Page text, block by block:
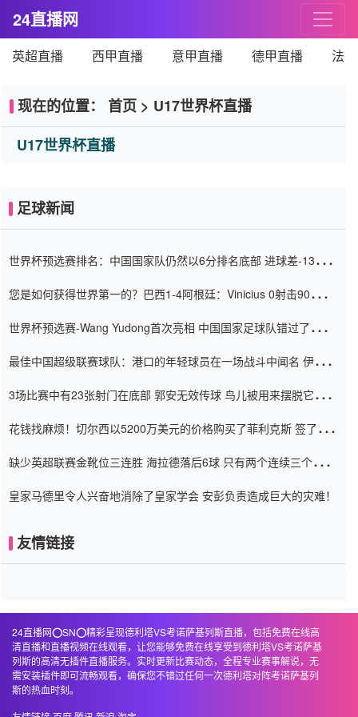
24直播网
英超直播 西甲直播 意甲直播 德甲直播 法
现在的位置： 首页 > U17世界杯直播
U17世界杯直播
足球新闻
世界杯预选赛排名：中国国家队仍然以6分排名底部 进球差-13令人
您是如何获得世界第一的？巴西1-4阿根廷：Vinicius 0射击90分钟
世界杯预选赛-Wang Yudong首次亮相 中国国家足球队错过了世界
最佳中国超级联赛球队：港口的年轻球员在一场战斗中闻名 伊万放
3场比赛中有23张射门在底部 郭安无效传球 鸟儿被用来摆脱它
花钱找麻烦！切尔西以5200万美元的价格购买了菲利克斯 签了7年
缺少英超联赛金靴位三连胜 海拉德落后6球 只有两个连续三个连续
皇家马德里令人兴奋地消除了皇家学会 安彭负责造成巨大的灾难！
友情链接
24直播网⭕️SN⭕️精彩呈现德利塔VS考诺萨基列斯直播，包括免费在线高
清直播和直播视频在线观看，让您能够免费在线享受到德利塔VS考诺萨基
列斯的高清无插件直播服务。实时更新比赛动态，全程专业赛事解说，无
需安装插件即可流畅观看，确保您不错过任何一次德利塔对阵考诺萨基列
斯的热血时刻。